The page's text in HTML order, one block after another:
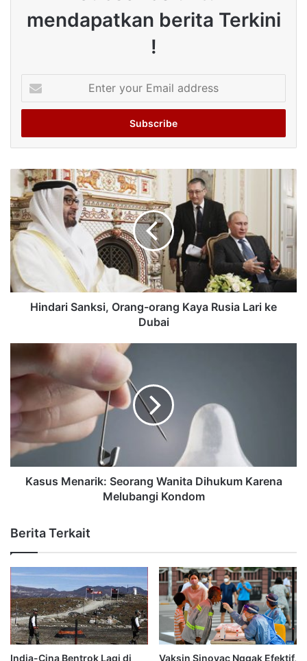
mendapatkan berita Terkini
!
your
Email
Hindari Sanksi, Orang-orang Kaya Rusia Lari ke
Dubai
Kasus Menarik: Seorang Wanita Dihukum Karena
Melubangi Kondom
Berita Terkait
India-Cina Bentrok Lagi di
Vaksin Sinovac Nggak Efektif,